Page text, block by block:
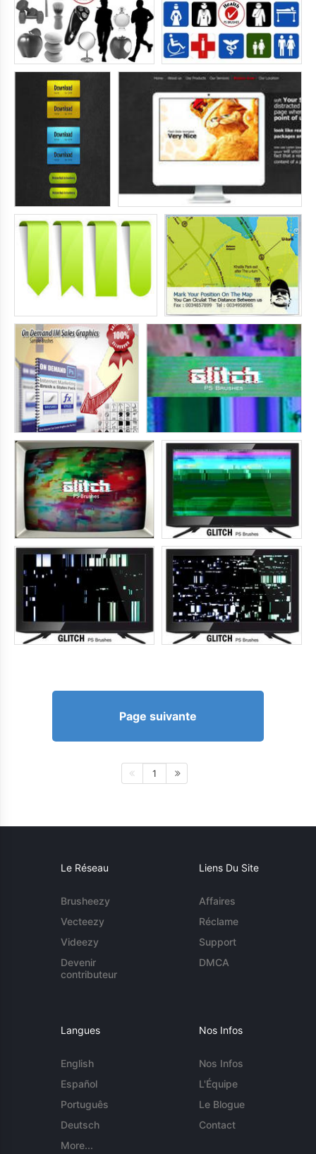
Page suivante
1
Le Réseau
Brusheezy
Vecteezy
Videezy
Devenir
contributeur
Liens Du Site
Affaires
Réclame
Support
DMCA
Langues
English
Español
Português
Deutsch
More...
Nos Infos
Nos Infos
L'Équipe
Le Blogue
Contact